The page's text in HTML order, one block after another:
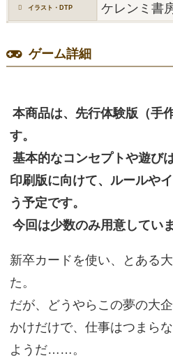
イラスト・DTP ケレンミ書
ゲーム詳細
本商品は、先行体験版（手
す。
基本的なコンセプトや遊び
印刷版に向けて、ルールや
う予定です。
今回は少数のみ用意していま
新卒カードを使い、とある
た。
だが、どうやらこの夢の大
かけだけで、仕事はつまら
ようだ……。